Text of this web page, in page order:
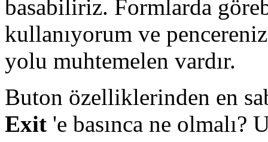
basabiliriz. Formlarda
kullanıyorum ve
yolu muhtemelen vardır.
Buton özelliklerinden en
Exit 'e basınca ne olmalı?